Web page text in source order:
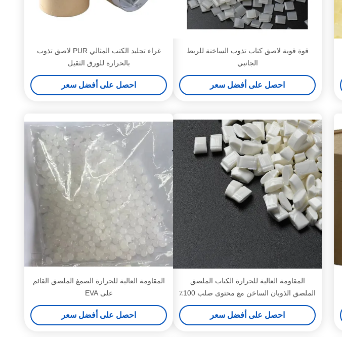
قوة قوية لاصق كتاب تذوب الساخنة للربط
الجانبي
احصل على أفضل سعر
غراء تجليد الكتب المثالي PUR لاصق تذوب
بالحرارة للورق الثقيل
احصل على أفضل سعر
المقاومة العالية للحرارة الكتاب الملصق
الملصق الذوبان الساخن مع محتوى صلب 100٪
واللون الأبيض
احصل على أفضل سعر
المقاومة العالية للحرارة الصمغ الملصق القائم
على EVA
احصل على أفضل سعر